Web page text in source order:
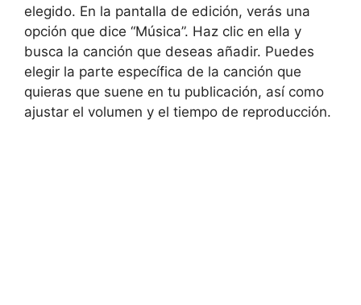
elegido. En la pantalla de edición, verás una
opción que dice “Música”. Haz clic en ella y
busca la canción que deseas añadir. Puedes
elegir la parte específica de la canción que
quieras que suene en tu publicación, así como
ajustar el volumen y el tiempo de reproducción.